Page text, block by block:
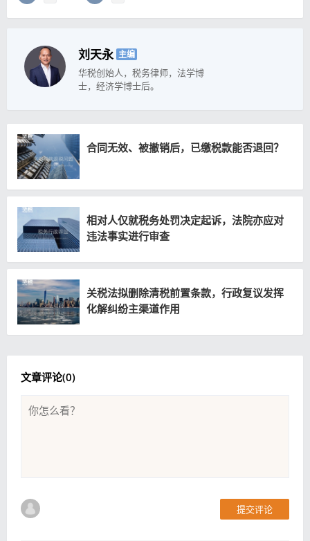
刘天永 主编
华税创始人，税务律师，法学博
士，经济学博士后。
合同无效、被撤销后，已缴税款能否退回？
相对人仅就税务处罚决定起诉，法院亦应对
违法事实进行审查
关税法拟删除清税前置条款，行政复议发挥
化解纠纷主渠道作用
文章评论(0)
提交评论